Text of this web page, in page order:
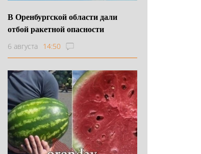
В Оренбургской области дали
отбой ракетной опасности
6 августа 14:50